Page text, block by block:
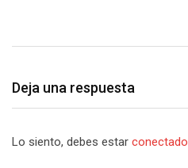
Deja una respuesta
Lo siento, debes estar conectado